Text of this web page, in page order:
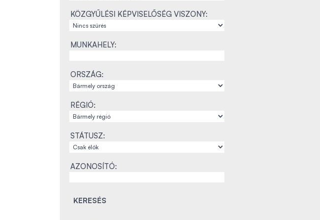
KÖZGYŰLÉSI KÉPVISELŐSÉG VISZONY:
MUNKAHELY:
ORSZÁG:
RÉGIÓ:
STÁTUSZ:
AZONOSÍTÓ: